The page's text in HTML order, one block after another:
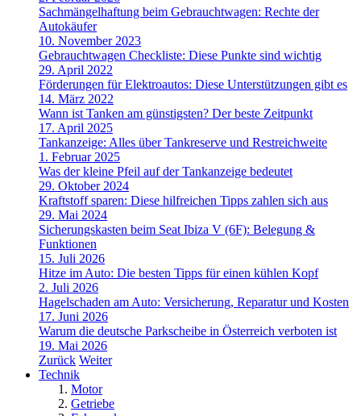
Sachmängelhaftung beim Gebrauchtwagen: Rechte der
Autokäufer
10. November 2023
Gebrauchtwagen Checkliste: Diese Punkte sind wichtig
29. April 2022
Förderungen für Elektroautos: Diese Unterstützungen gibt es
14. März 2022
Wann ist Tanken am günstigsten? Der beste Zeitpunkt
17. April 2025
Tankanzeige: Alles über Tankreserve und Restreichweite
1. Februar 2025
Was der kleine Pfeil auf der Tankanzeige bedeutet
29. Oktober 2024
Kraftstoff sparen: Diese hilfreichen Tipps zahlen sich aus
29. Mai 2024
Sicherungskasten beim Seat Ibiza V (6F): Belegung &
Funktionen
15. Juli 2026
Hitze im Auto: Die besten Tipps für einen kühlen Kopf
2. Juli 2026
Hagelschaden am Auto: Versicherung, Reparatur und Kosten
17. Juni 2026
Warum die deutsche Parkscheibe in Österreich verboten ist
19. Mai 2026
Zurück Weiter
Technik
Motor
Getriebe